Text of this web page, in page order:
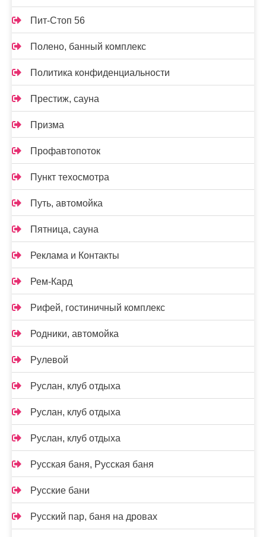
Пит-Стоп 56
Полено, банный комплекс
Политика конфиденциальности
Престиж, сауна
Призма
Профавтопоток
Пункт техосмотра
Путь, автомойка
Пятница, сауна
Реклама и Контакты
Рем-Кард
Рифей, гостиничный комплекс
Родники, автомойка
Рулевой
Руслан, клуб отдыха
Руслан, клуб отдыха
Руслан, клуб отдыха
Русская баня, Русская баня
Русские бани
Русский пар, баня на дровах